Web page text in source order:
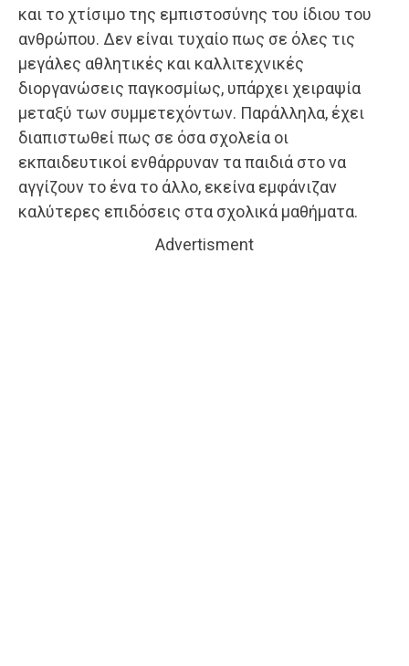
και το χτίσιμο της εμπιστοσύνης του ίδιου του
ανθρώπου. Δεν είναι τυχαίο πως σε όλες τις
μεγάλες αθλητικές και καλλιτεχνικές
διοργανώσεις παγκοσμίως, υπάρχει χειραψία
μεταξύ των συμμετεχόντων. Παράλληλα, έχει
διαπιστωθεί πως σε όσα σχολεία οι
εκπαιδευτικοί ενθάρρυναν τα παιδιά στο να
αγγίζουν το ένα το άλλο, εκείνα εμφάνιζαν
καλύτερες επιδόσεις στα σχολικά μαθήματα.
Advertisment